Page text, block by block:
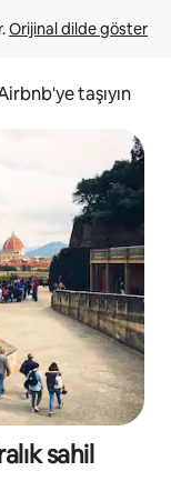
Orijinal dilde göster
taşıyın
sahil